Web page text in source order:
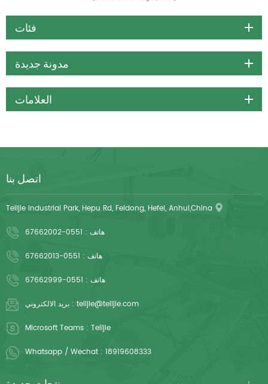
فئات
مدونة جديدة
العلامات
اتصل بنا
Telijie Industrial Park, Hepu Rd, Feidong, Hefei, Anhui,China
هاتف : 0551-67662002
هاتف : 0551-67662013
هاتف : 0551-67662999
بريد الالكتروني : telijie@telijie.com
Microsoft Teams : Telijie
Whatsapp / Wechat : 18919608333